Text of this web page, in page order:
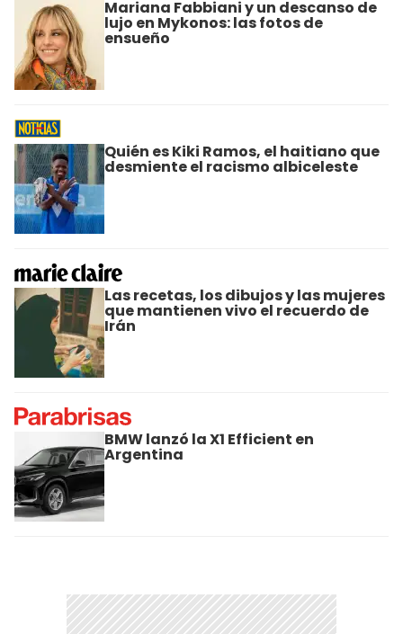
Mariana Fabbiani y un descanso de
lujo en Mykonos: las fotos de
ensueño
Quién es Kiki Ramos, el haitiano que
desmiente el racismo albiceleste
Las recetas, los dibujos y las mujeres
que mantienen vivo el recuerdo de
Irán
BMW lanzó la X1 Efficient en
Argentina